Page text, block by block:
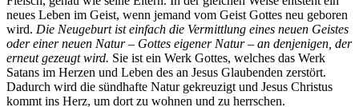
neues Leben im Geist, wenn jemand vom Geist Gottes neu geboren
wird. Die Neugeburt ist einfach die Vermittlung eines neuen Geistes
oder einer neuen Natur – Gottes eigener Natur – an denjenigen, der
erneut gezeugt wird. Sie ist ein Werk Gottes, welches das Werk
Satans im Herzen und Leben des an Jesus Glaubenden zerstört.
Dadurch wird die sündhafte Natur gekreuzigt und Jesus Christus
kommt ins Herz, um dort zu wohnen und zu herrschen.